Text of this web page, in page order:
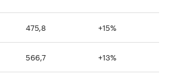
475,8 +15%
566,7 +13%